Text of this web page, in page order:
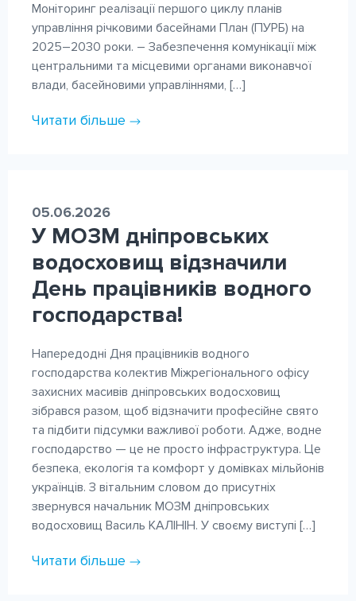
Моніторинг реалізації першого циклу планів
управління річковими басейнами План (ПУРБ) на
2025–2030 роки. – Забезпечення комунікації між
центральними та місцевими органами виконавчої
влади, басейновими управліннями, […]
Читати більше
05.06.2026
У МОЗМ дніпровських
водосховищ відзначили
День працівників водного
господарства!
Напередодні Дня працівників водного
господарства колектив Міжрегіонального офісу
захисних масивів дніпровських водосховищ
зібрався разом, щоб відзначити професійне свято
та підбити підсумки важливої роботи. Адже, водне
господарство — це не просто інфраструктура. Це
безпека, екологія та комфорт у домівках мільйонів
українців. З вітальним словом до присутніх
звернувся начальник МОЗМ дніпровських
водосховищ Василь КАЛІНІН. У своєму виступі […]
Читати більше